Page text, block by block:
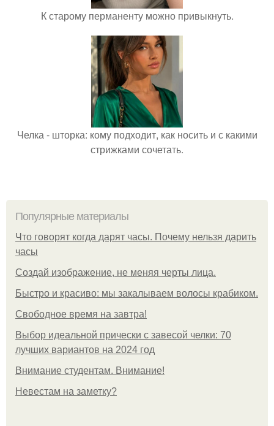
К старому перманенту можно привыкнуть.
Челка - шторка: кому подходит, как носить и с какими
стрижками сочетать.
Популярные материалы
Что говорят когда дарят часы. Почему нельзя дарить
часы
Создай изображение, не меняя черты лица.
Быстро и красиво: мы закалываем волосы крабиком.
Свободное время на завтра!
Выбор идеальной прически с завесой челки: 70
лучших вариантов на 2024 год
Внимание студентам. Внимание!
Невестам на заметку?